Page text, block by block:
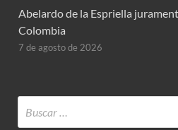
Abelardo de la Espriella
Colombia
7 de agosto de 2026